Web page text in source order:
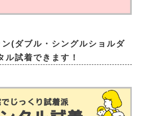
(ダブル・シングルショルダ
ル試着できます！